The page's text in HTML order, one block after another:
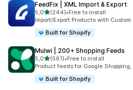
FeedFix | XML Import & Export
5,0/ 5 tähteä
(244)
244 arvostelua yhteensä
•Free to install
Import/Export Products with
Built for Shopify
Mulwi | 200+ Shopping Feeds
5,0/ 5 tähteä
(561)
561 arvostelua yhteensä
•Free to install
Product feeds for Google
Built for Shopify